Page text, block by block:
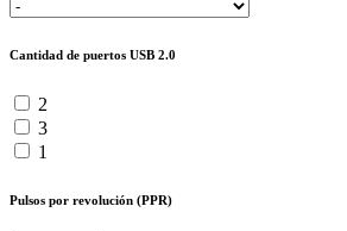
Cantidad de puertos USB 2.0
2
3
1
Pulsos por revolución (PPR)